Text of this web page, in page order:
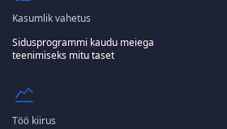
Kasumlik vahetus
Sidusprogrammi kaudu meiega
teenimiseks mitu taset
Töö kiirus